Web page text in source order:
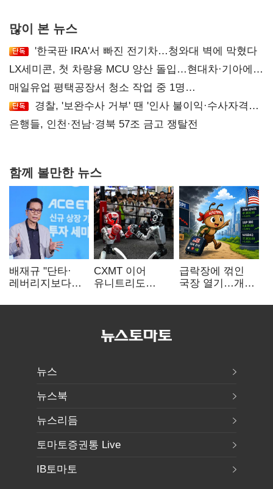
많이 본 뉴스
'한국판 IRA'서 빠진 전기차…청와대 벽에 막혔다
LX세미콘, 첫 차량용 MCU 양산 돌입…현대차·기아에
공급
매일유업 평택공장서 청소 작업 중 1명
사망…"안전관리체계 재점검"
경찰, '보완수사 거부' 땐 '인사 불이익·수사자격
배제'
은행들, 인천·전남·경북 57조 금고 쟁탈전
함께 볼만한 뉴스
배재규 "단타·
레버리지보다
장기투자…
CXMT 이어
유니트리도
영향 '촉각'
급락장에 꺾인
국장 열기…개인
해외로
뉴스
뉴스북
뉴스리듬
토마토증권통 Live
IB토마토